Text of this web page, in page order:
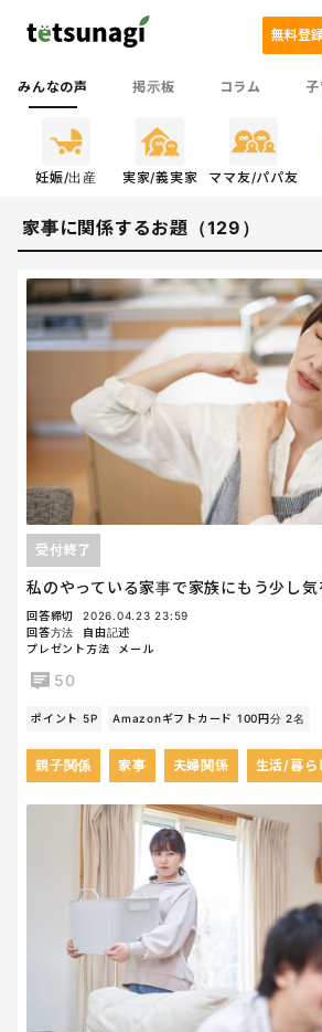
みんなの声 掲示板 コラム 子
無料登
妊娠/出産 実家/義実家 ママ友/パパ友
家事に関係するお題（129）
私のやっている家事で家族にもう少し
受付終了
回答締切
2026.04.23 23:59
回答方法
自由記述
プレゼント方法
メール
50
ポイント 5P Amazonギフトカード 100円分 2名
親子関係 家事 夫婦関係 生活/暮ら